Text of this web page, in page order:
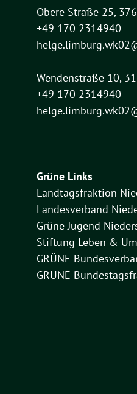
Obere Straße 25,
+49 170 2314940
Wendenstraße 10,
+49 170 2314940
Grüne Links
Landtagsfraktion
Landesverband
Grüne Jugend
Stiftung Leben &
GRÜNE
GRÜNE